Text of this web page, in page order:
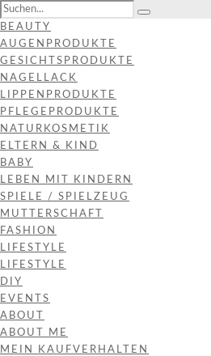
BEAUTY
AUGENPRODUKTE
GESICHTSPRODUKTE
NAGELLACK
LIPPENPRODUKTE
PFLEGEPRODUKTE
NATURKOSMETIK
ELTERN & KIND
BABY
LEBEN MIT KINDERN
SPIELE / SPIELZEUG
MUTTERSCHAFT
FASHION
LIFESTYLE
LIFESTYLE
DIY
EVENTS
ABOUT
ABOUT ME
MEIN KAUFVERHALTEN